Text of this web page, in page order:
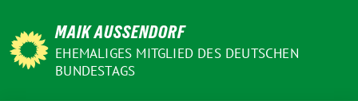
zum
Inhalt
MAIK AUSSENDORF
EHEMALIGES MITGLIED DES DEUTSCHEN
BUNDESTAGS